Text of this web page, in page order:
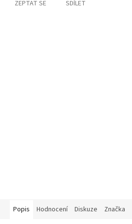
ZEPTAT SE SDÍLET
Popis Hodnocení Diskuze Značka